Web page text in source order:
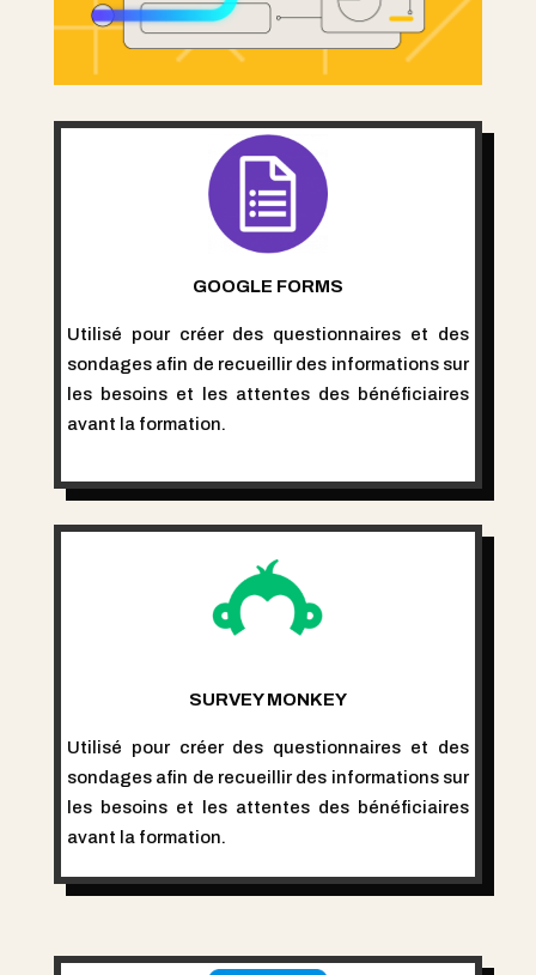
GOOGLE FORMS
Utilisé pour créer des questionnaires et des
sondages afin de recueillir des informations sur
les besoins et les attentes des bénéficiaires
avant la formation.
SURVEY MONKEY
Utilisé pour créer des questionnaires et des
sondages afin de recueillir des informations sur
les besoins et les attentes des bénéficiaires
avant la formation.